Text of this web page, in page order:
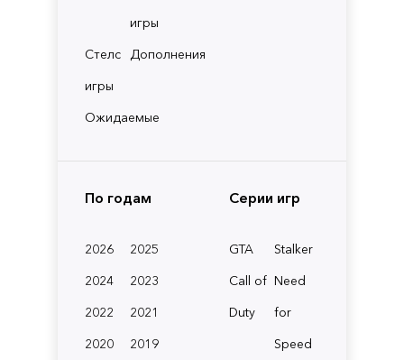
игры
Стелс
игры
Дополнения
Ожидаемые
По годам
2026
2025
2024
2023
2022
2021
2020
2019
Серии игр
GTA
Stalker
Call of
Duty
Need
for
Speed